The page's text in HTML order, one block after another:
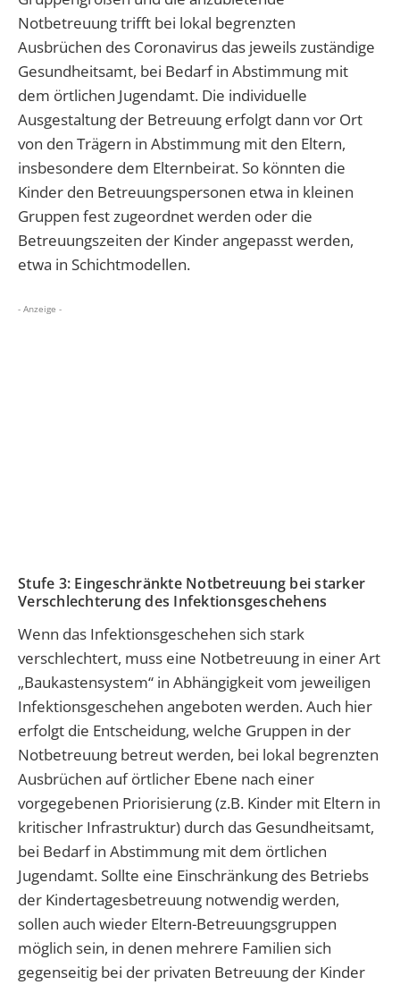
Notbetreuung trifft bei lokal begrenzten
Ausbrüchen des Coronavirus das jeweils zuständige
Gesundheitsamt, bei Bedarf in Abstimmung mit
dem örtlichen Jugendamt. Die individuelle
Ausgestaltung der Betreuung erfolgt dann vor Ort
von den Trägern in Abstimmung mit den Eltern,
insbesondere dem Elternbeirat. So könnten die
Kinder den Betreuungspersonen etwa in kleinen
Gruppen fest zugeordnet werden oder die
Betreuungszeiten der Kinder angepasst werden,
etwa in Schichtmodellen.
- Anzeige -
Stufe 3: Eingeschränkte Notbetreuung bei starker
Verschlechterung des Infektionsgeschehens
Wenn das Infektionsgeschehen sich stark
verschlechtert, muss eine Notbetreuung in einer Art
„Baukastensystem“ in Abhängigkeit vom jeweiligen
Infektionsgeschehen angeboten werden. Auch hier
erfolgt die Entscheidung, welche Gruppen in der
Notbetreuung betreut werden, bei lokal begrenzten
Ausbrüchen auf örtlicher Ebene nach einer
vorgegebenen Priorisierung (z.B. Kinder mit Eltern in
kritischer Infrastruktur) durch das Gesundheitsamt,
bei Bedarf in Abstimmung mit dem örtlichen
Jugendamt. Sollte eine Einschränkung des Betriebs
der Kindertagesbetreuung notwendig werden,
sollen auch wieder Eltern-Betreuungsgruppen
möglich sein, in denen mehrere Familien sich
gegenseitig bei der privaten Betreuung der Kinder